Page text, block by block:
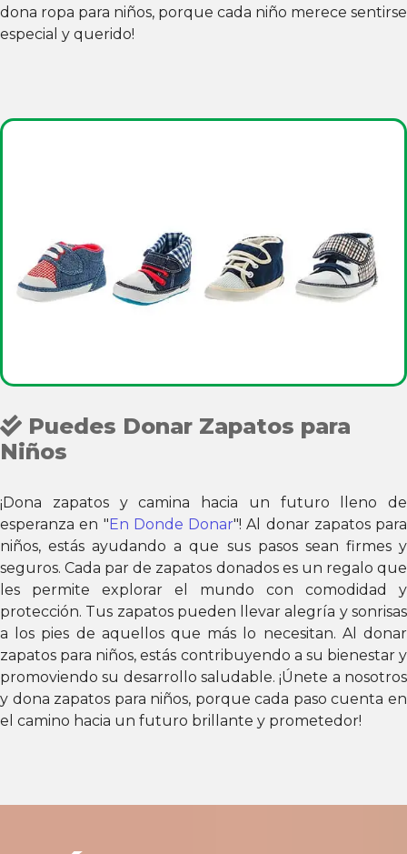
dona ropa para niños, porque cada niño merece sentirse
especial y querido!
Puedes Donar Zapatos para
Niños
¡Dona zapatos y camina hacia un futuro lleno de
esperanza en "En Donde Donar"! Al donar zapatos para
niños, estás ayudando a que sus pasos sean firmes y
seguros. Cada par de zapatos donados es un regalo que
les permite explorar el mundo con comodidad y
protección. Tus zapatos pueden llevar alegría y sonrisas
a los pies de aquellos que más lo necesitan. Al donar
zapatos para niños, estás contribuyendo a su bienestar y
promoviendo su desarrollo saludable. ¡Únete a nosotros
y dona zapatos para niños, porque cada paso cuenta en
el camino hacia un futuro brillante y prometedor!